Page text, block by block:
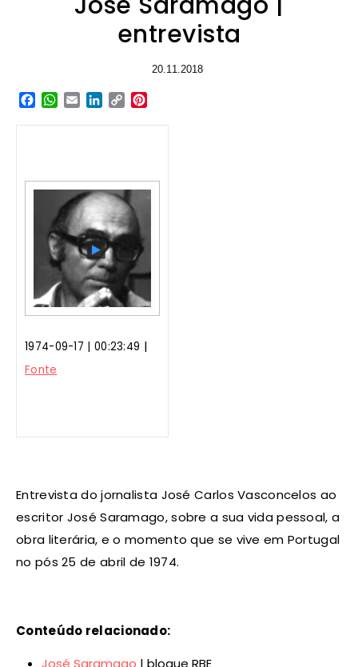
entrevista
20.11.2018
Facebook
WhatsApp
EmailLinkedIn
Copy
1974-09-17 | 00:23:49 |
Fonte
Entrevista do jornalista José Carlos Vasconcelos ao
escritor José Saramago, sobre a sua vida pessoal, a
obra literária, e o momento que se vive em Portugal
no pós 25 de abril de 1974.
Conteúdo relacionado: